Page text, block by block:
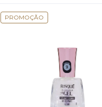
PROMOÇÃO